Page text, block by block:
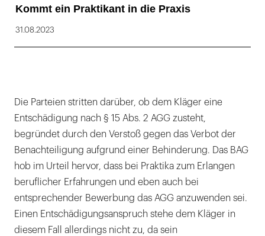
Kommt ein Praktikant in die Praxis
31.08.2023
Die Parteien stritten darüber, ob dem Kläger eine
Entschädigung nach § 15 Abs. 2 AGG zusteht,
begründet durch den Verstoß gegen das Verbot der
Benachteiligung aufgrund einer Behinderung. Das BAG
hob im Urteil hervor, dass bei Praktika zum Erlangen
beruflicher Erfahrungen und eben auch bei
entsprechender Bewerbung das AGG anzuwenden sei.
Einen Entschädigungsanspruch stehe dem Kläger in
diesem Fall allerdings nicht zu, da sein